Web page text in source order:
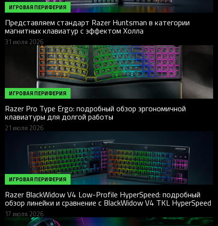
ИГРОВАЯ ПЕРИФЕРИЯ
Представляем стандарт Razer Huntsman в категории
магнитных клавиатур с эффектом Холла
31 июля 2026
ИГРОВАЯ ПЕРИФЕРИЯ
Razer Pro Type Ergo: подробный обзор эргономичной
клавиатуры для долгой работы
21 июля 2026
ИГРОВАЯ ПЕРИФЕРИЯ
Razer BlackWidow V4 Low-Profile HyperSpeed: подробный
обзор линейки и сравнение с BlackWidow V4 TKL HyperSpeed
17 июля 2026